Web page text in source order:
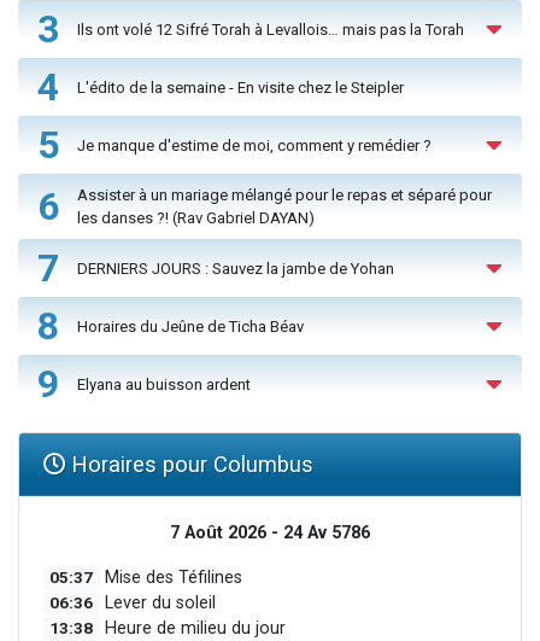
3 Ils ont volé 12 Sifré Torah à Levallois… mais pas la Torah
4 L'édito de la semaine - En visite chez le Steipler
5 Je manque d'estime de moi, comment y remédier ?
6
Assister à un mariage mélangé pour le repas et séparé pour
les danses ?! (Rav Gabriel DAYAN)
7 DERNIERS JOURS : Sauvez la jambe de Yohan
8 Horaires du Jeûne de Ticha Béav
9 Elyana au buisson ardent
Horaires pour Columbus
7 Août 2026 - 24 Av 5786
05:37 Mise des Téfilines
06:36 Lever du soleil
13:38 Heure de milieu du jour